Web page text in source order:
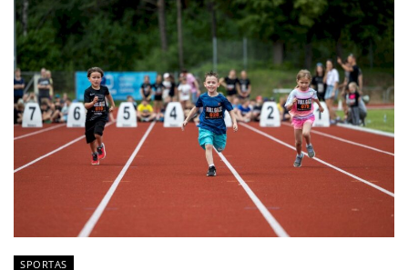
SPORTAS